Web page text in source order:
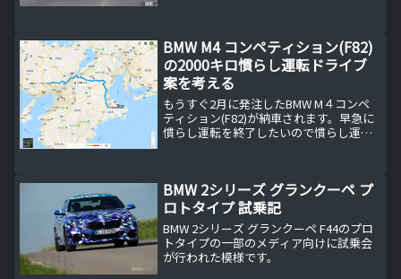
BMW M4 コンペティション(F82)
の2000キロ慣らし運転ドライブ
案を考える
もうすぐ2月に発注したBMW M４コンペ
ティション(F82)が納車されます。早急に
慣らし運転を終了したいので慣らし運転
いうことで...
BMW 2シリーズ グランクーペ プ
ロトタイプ 試乗記
BMW 2シリーズ グランクーペ F44のプロ
トタイプの一部のメディア向けに試乗会
が行われた模様です。